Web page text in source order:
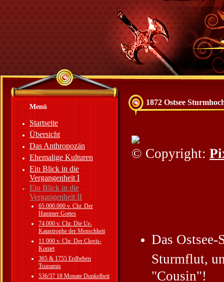
Menü
Startseite
Übersicht
Das Anthropozän
Ehemalige Kulturen
Ein Blick in die
Vergangenheit I
Ein Blick in die
Vergangenheit II
65.000.000 v. Chr. Der
Hammer Gottes
74.000 v. Chr. Die Ur-
Katastrophe der Menschheit
11.000 v. Chr. Der Clovis-
Komet
365 & 1755 Erdbeben
Tsunamis
536/37 18 Monate Dunkelheit
1872 Ostsee
© Copyright:
Das
Sturmflut,
"Cousin"!